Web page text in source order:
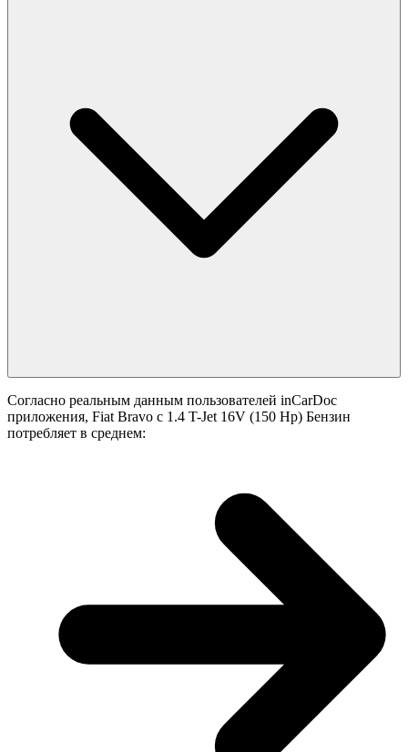
Согласно реальным данным пользователей inCarDoc
приложения, Fiat Bravo с 1.4 T-Jet 16V (150 Hp) Бензин
потребляет в среднем: